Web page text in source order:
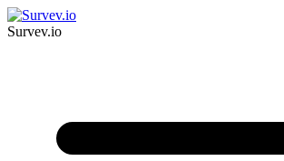
Survev.io